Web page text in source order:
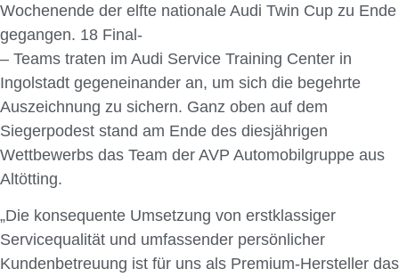
Wochenende der elfte nationale Audi Twin Cup zu Ende
gegangen. 18 Final-
– Teams traten im Audi Service Training Center in
Ingolstadt gegeneinander an, um sich die begehrte
Auszeichnung zu sichern. Ganz oben auf dem
Siegerpodest stand am Ende des diesjährigen
Wettbewerbs das Team der AVP Automobilgruppe aus
Altötting.
„Die konsequente Umsetzung von erstklassiger
Servicequalität und umfassender persönlicher
Kundenbetreuung ist für uns als Premium-Hersteller das